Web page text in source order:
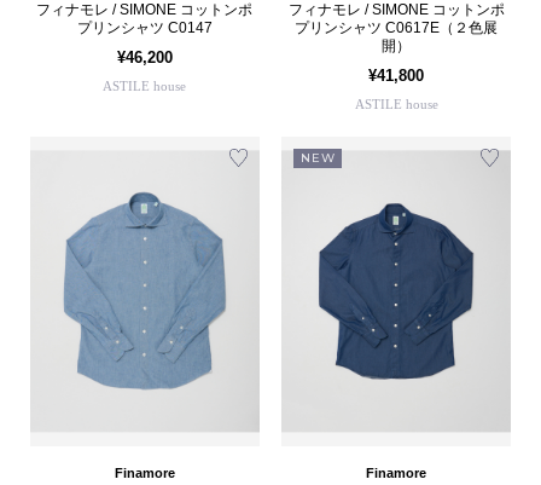
フィナモレ / SIMONE コットンポ
プリンシャツ C0147
¥46,200
ASTILE house
フィナモレ / SIMONE コットンポ
プリンシャツ C0617E（２色展
開）
¥41,800
ASTILE house
Finamore
NEW
Finamore